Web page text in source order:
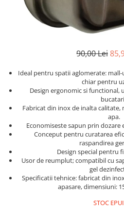
90,00 Lei
Ideal pentru spatii aglomerate:
chiar pentru
Design ergonomic si functional,
Fabricat din inox de inalta calitate,
apa.
Economiseste sapun prin dozare
Conceput pentru curatarea
raspandirea
Design special pentru
Usor de reumplut; compatibil cu
gel
Specificatii tehnice: fabricat din
apasare, dimensiuni:
STOC